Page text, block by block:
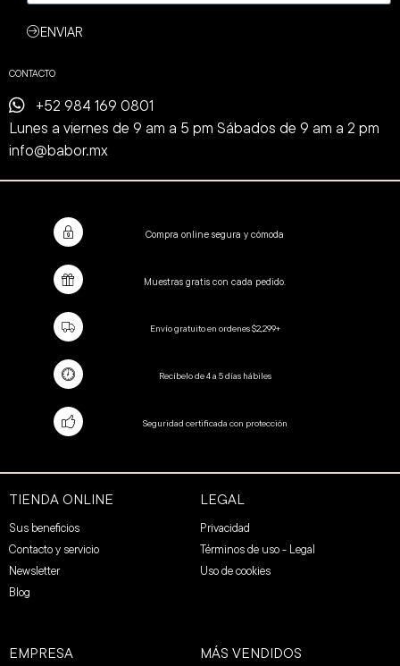
ENVIAR
CONTACTO
+52 984 169 0801
Lunes a viernes de 9 am a 5 pm Sábados de 9 am a 2 pm
info@babor.mx
Compra online segura y cómoda
Muestras gratis con cada pedido.
Envío gratuito en ordenes $2,299+
Recíbelo de 4 a 5 días hábiles
Seguridad certificada con protección
TIENDA ONLINE
Sus beneficios
Contacto y servicio
Newsletter
Blog
LEGAL
Privacidad
Términos de uso - Legal
Uso de cookies
EMPRESA MÁS VENDIDOS